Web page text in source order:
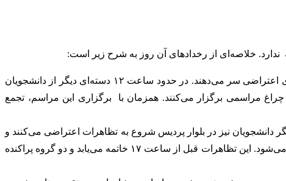
۱- از ساعت حدود ۱۱ برخی دانشجویان در داخل محوطه‌ی پردیس در مقابل سردر شرقی (ورودی کارگر شمالی) تجمع کرده و شعارهای اعتراضی سر می‌دهند. در حدود ساعت ۱۲ دسته‌ای دیگر از دانشجویان
مراسمی برگزار می‌کنند. همزمان با برگزاری این مراسم، تجمع
دانشجویان نیز در بلوار پردیس شروع به تظاهرات اعتراضی می‌کنند و
دو گروه روبروی هم به تجمع ادامه می‌دهند. در این میان متاسفانه شعارهایی رکیک و دور از شان دانشجو و ساحت دانشگاه نیز سر داده می‌شود. این تظاهرات قبل از ساعت ۱۷ خاتمه می‌یابد و دو گروه پراکنده